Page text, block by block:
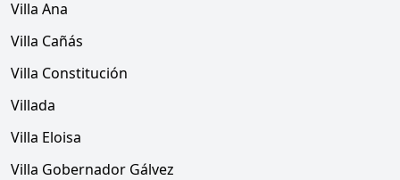
Villa Ana
Villa Cañás
Villa Constitución
Villada
Villa Eloisa
Villa Gobernador Gálvez